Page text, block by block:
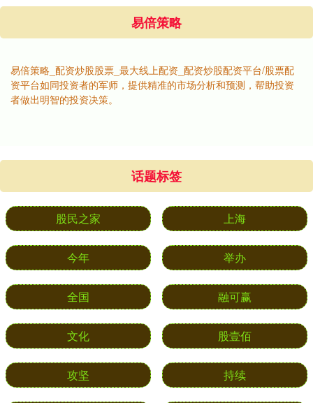
易倍策略
易倍策略_配资炒股股票_最大线上配资_配资炒股配资平台/股票配
资平台如同投资者的军师，提供精准的市场分析和预测，帮助投资
者做出明智的投资决策。
话题标签
股民之家 上海
今年 举办
全国 融可赢
文化 股壹佰
攻坚 持续